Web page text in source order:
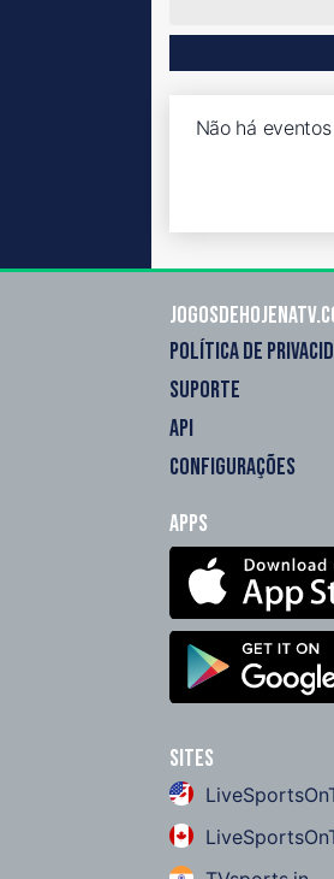
Não há
POLÍTICA DE
SUPORTE
API
CONFIGURAÇÕES
Apps
Sites